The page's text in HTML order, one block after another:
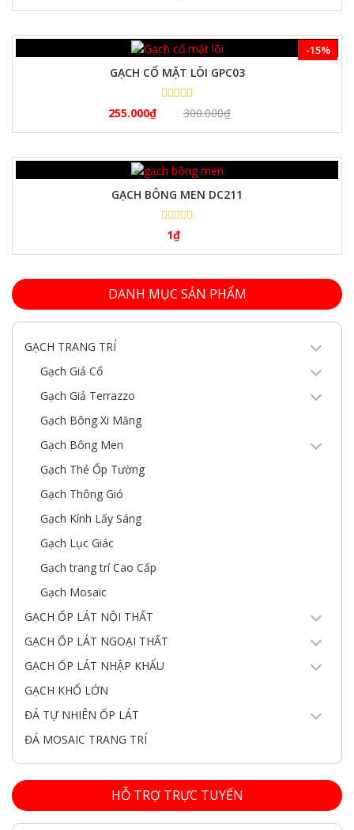
GẠCH CỔ MẶT LÕI GPC03
255.000₫ 300.000₫
-15%
GẠCH BÔNG MEN DC211
1₫
DANH MỤC SẢN PHẨM
GẠCH TRANG TRÍ
Gạch Giả Cổ
Gạch Giả Terrazzo
Gạch Bông Xi Măng
Gạch Bông Men
Gạch Thẻ Ốp Tường
Gạch Thông Gió
Gạch Kính Lấy Sáng
Gạch Lục Giác
Gạch trang trí Cao Cấp
Gạch Mosaic
GẠCH ỐP LÁT NỘI THẤT
GẠCH ỐP LÁT NGOẠI THẤT
GẠCH ỐP LÁT NHẬP KHẨU
GẠCH KHỔ LỚN
ĐÁ TỰ NHIÊN ỐP LÁT
ĐÁ MOSAIC TRANG TRÍ
HỖ TRỢ TRỰC TUYẾN